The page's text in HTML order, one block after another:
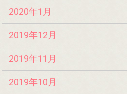
2020年1月
2019年12月
2019年11月
2019年10月